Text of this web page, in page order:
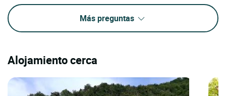
Más preguntas
Alojamiento cerca